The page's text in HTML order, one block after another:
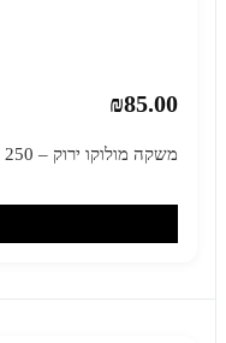
₪85.00
משקה מולוקו ירוק – 250 מ"ל × 24 יחידות (מארז)